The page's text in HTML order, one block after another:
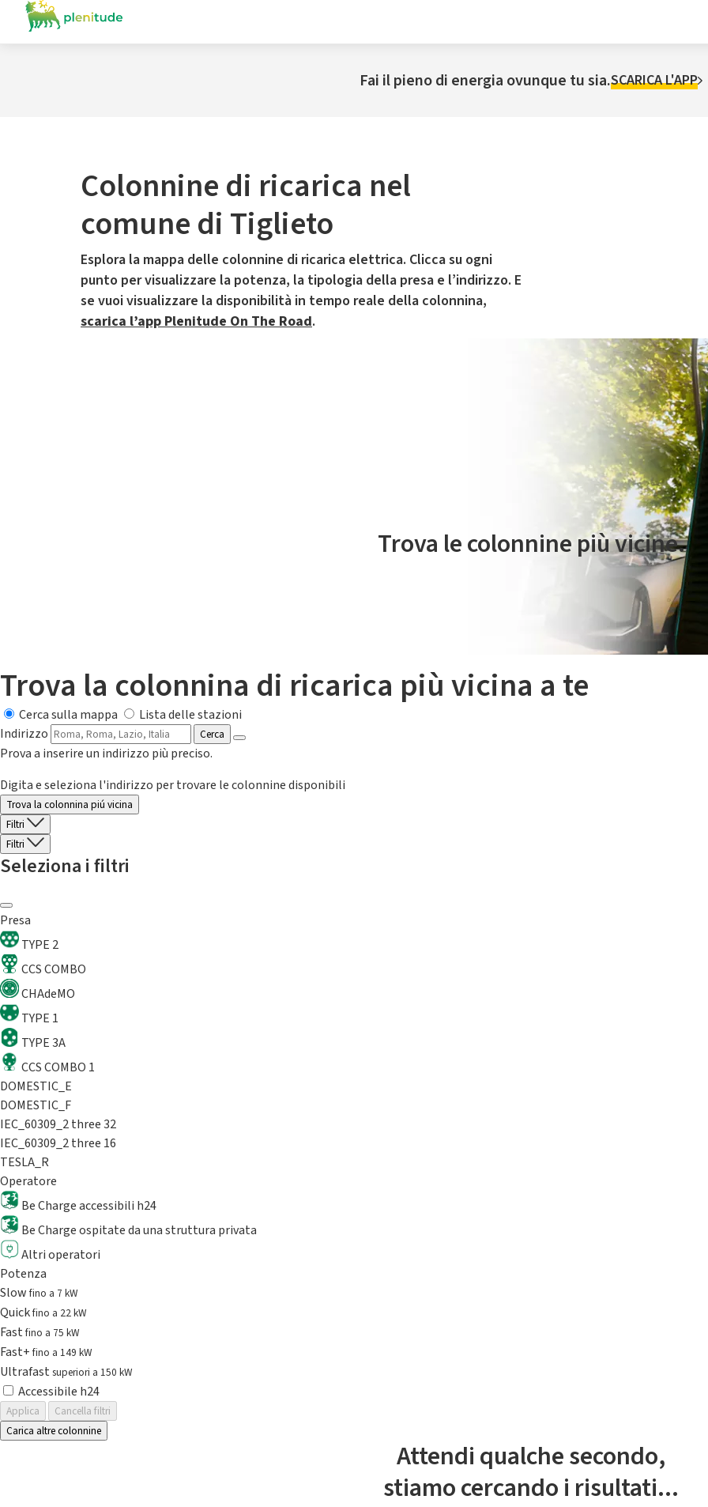
Fai il pieno di energia ovunque tu sia.SCARICA L'APP
Colonnine di ricarica nel
comune di Tiglieto
Esplora la mappa delle colonnine di ricarica elettrica. Clicca su ogni
punto per visualizzare la potenza, la tipologia della presa e l’indirizzo. E
se vuoi visualizzare la disponibilità in tempo reale della colonnina,
scarica l’app Plenitude On The Road.
Il servizio di mobilità elettrica è gestito da Plenitude On The Road
Trova le colonnine più vicine.
Trova la colonnina di ricarica più vicina a te
Cerca sulla mappa
Lista delle stazioni
Indirizzo
Cerca
Prova a inserire un indirizzo più preciso.
Digita e seleziona l'indirizzo per trovare le colonnine disponibili
Trova la colonnina piú vicina
Filtri
Filtri
Seleziona i filtri
Presa
TYPE 2
CCS COMBO
CHAdeMO
TYPE 1
TYPE 3A
CCS COMBO 1
DOMESTIC_E
DOMESTIC_F
IEC_60309_2 three 32
IEC_60309_2 three 16
TESLA_R
Operatore
Be Charge accessibili h24
Be Charge ospitate da una struttura privata
Altri operatori
Potenza
Slowfino a 7 kW
Quickfino a 22 kW
Fastfino a 75 kW
Fast+fino a 149 kW
Ultrafast superiori a 150 kW
Accessibile h24
Applica
Cancella filtri
Carica altre colonnine
Attendi qualche secondo,
stiamo cercando i risultati...